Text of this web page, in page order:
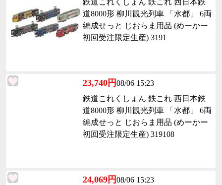
鉄道これくしょん 鉄これ 西日本鉄
道8000形 柳川観光列車 「水都」 6両
編成せっと じおらま用品 (めーかー
初回受注限定生産) 3191
23,740円08/06 15:23
鉄道これくしょん 鉄これ 西日本鉄
道8000形 柳川観光列車 「水都」 6両
編成せっと じおらま用品 (めーかー
初回受注限定生産) 319108
24,069円08/06 15:23